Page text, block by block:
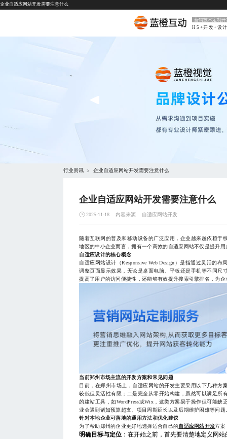
企业自适应网站开发需要注意什么
营销技术定制开
H5+开发+设
行业资讯 > 企业自适应网站开发需要注意什么
企业自适应网站开发需要注意什么
2025-11-18 内容来源 自适应网站开发
随着互联网的普及和移动设备的广泛应用，企业越来越依赖于
地区的中小企业而言，拥有一个高效的自适应网站不仅是提升
自适应设计的核心概念
自适应网站设计（Responsive Web Design）是指通过灵活的
调整页面显示效果，无论是桌面电脑、平板还是手机等不同尺
提高了用户的访问便捷性，还能够有效提升搜索引擎排名，为
当前郑州市场主流的开发方案和常见问题
目前，在郑州市场上，自适应网站的开发主要采用以下几种方
较低但灵活性有限；二是完全从零开始构建，虽然可以满足所
的建站工具，如WordPress或Wix，这类方案易于操作但可能
业会遇到诸如预算超支、项目周期延长以及后期维护困难等问题
针对本地企业可落地的通用方法和优化建议
为了帮助郑州的企业更好地选择适合自己的自适应网站开发方案
明确目标与定位 ：在开始之前，首先要清楚地定义网